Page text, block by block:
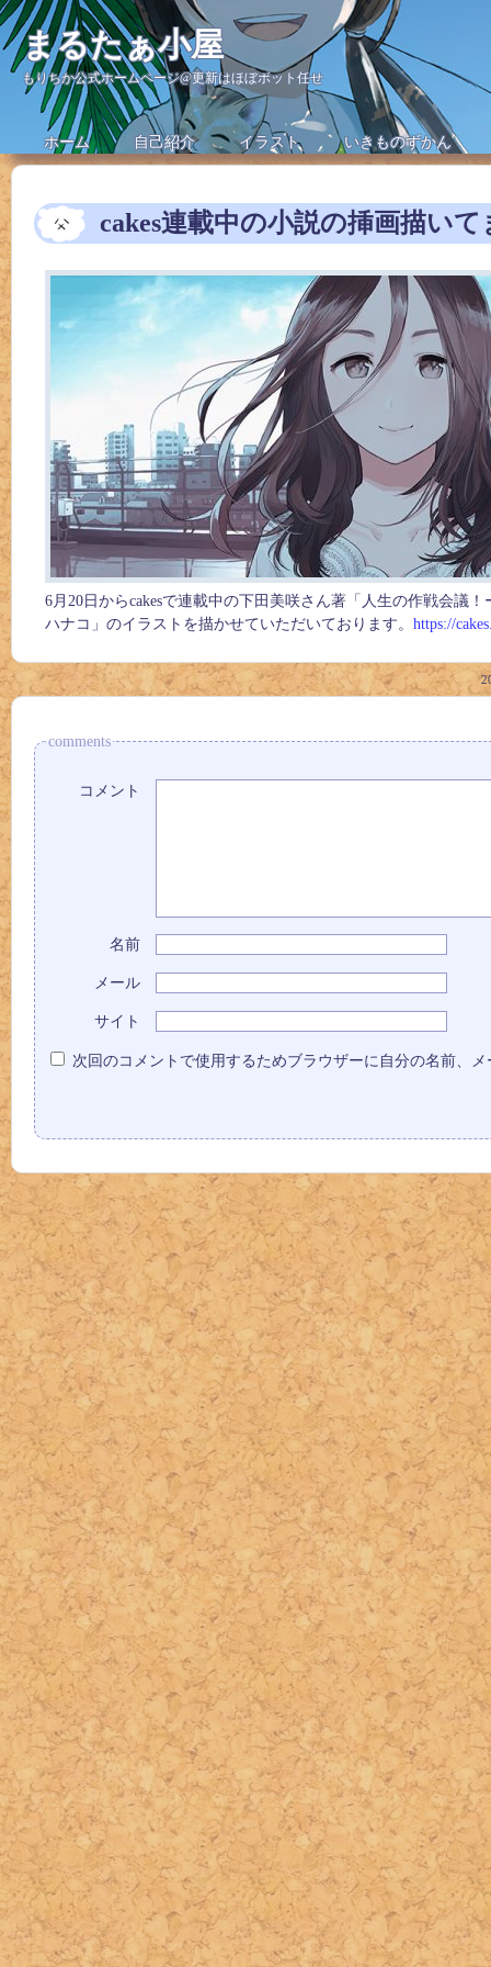
まるたぁ小屋
もりちか公式ホームページ@更新はほぼボット任せ
ホーム 自己紹介 イラスト いきものずかん
cakes連載中の小説の挿画描いて
6月20日からcakesで連載中の下田美咲さん著「人生の作戦会議
ハナコ」のイラストを描かせていただいております。 https://
comments
コメント
名前
メール
サイト
次回のコメントで使用するためブラウザーに自分の名前、